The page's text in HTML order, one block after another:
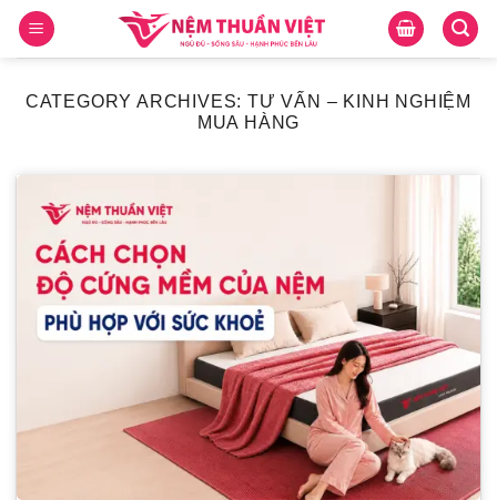
Skip
CATEGORY ARCHIVES:TƯ VẤN – KINH NGHIỆM
MUA HÀNG